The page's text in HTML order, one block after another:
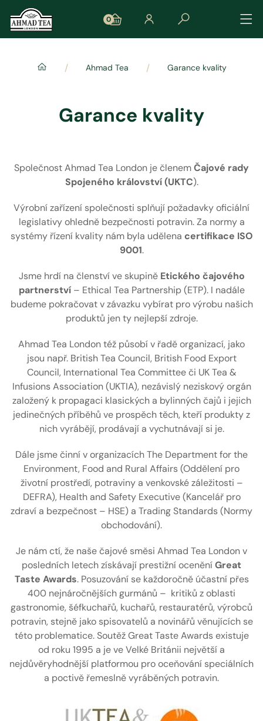
0
/ Ahmad Tea / Garance kvality
Garance kvality
Společnost Ahmad Tea London je členemČajové rady
Spojeného království (UKTC).
Výrobní zařízení společnosti splňují požadavky oficiální
legislativy ohledně bezpečnosti potravin. Za normy a
systémy řízení kvality nám byla udělena certifikace ISO
9001.
Jsme hrdí na členství ve skupině Etického čajového
partnerství– Ethical Tea Partnership (ETP). I nadále
budeme pokračovat v závazku vybírat pro výrobu našich
produktů jen ty nejlepší zdroje.
Ahmad Tea London též působí v řadě organizací, jako
jsou např. British Tea Council, British Food Export
Council, International Tea Committee či UK Tea &
Infusions Association (UKTIA), nezávislý neziskový orgán
založený k propagaci klasických a bylinných čajů i jejich
jedinečných příběhů ve prospěch těch, kteří produkty z
nich vyrábějí, prodávají a vychutnávají si je.
Dále jsme činní v organizacích The Department for the
Environment, Food and Rural Affairs (Oddělení pro
životní prostředí, potraviny a venkovské záležitosti –
DEFRA), Health and Safety Executive (Kancelář pro
zdraví a bezpečnost – HSE) a Trading Standards (Normy
obchodování).
Je nám ctí, že naše čajové směsi Ahmad Tea London v
posledních letech získávají prestižní oceněníGreat
Taste Awards. Posuzování se každoročně účastní přes
400 nejnáročnějších gurmánů – kritiků z oblasti
gastronomie, šéfkuchařů, kuchařů, restauratérů, výrobců
potravin, stejně jako spisovatelů a novinářů věnujících se
této problematice. Soutěž Great Taste Awards existuje
od roku 1995 a je ve Velké Británii největší a
nejdůvěryhodnější platformou pro oceňování speciálních
a poctivě řemeslně vyráběných potravin.